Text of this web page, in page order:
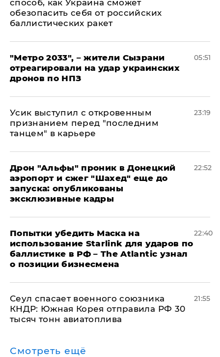
способ, как Украина сможет
обезопасить себя от российских
баллистических ракет
"Метро 2033", – жители Сызрани
отреагировали на удар украинских
дронов по НПЗ
05:51
Усик выступил с откровенным
признанием перед "последним
танцем" в карьере
23:19
Дрон "Альфы" проник в Донецкий
аэропорт и сжег "Шахед" еще до
запуска: опубликованы
эксклюзивные кадры
22:52
Попытки убедить Маска на
использование Starlink для ударов по
баллистике в РФ – The Atlantic узнал
о позиции бизнесмена
22:40
​Сеул спасает военного союзника
КНДР: Южная Корея отправила РФ 30
тысяч тонн авиатоплива
21:55
Смотреть ещё